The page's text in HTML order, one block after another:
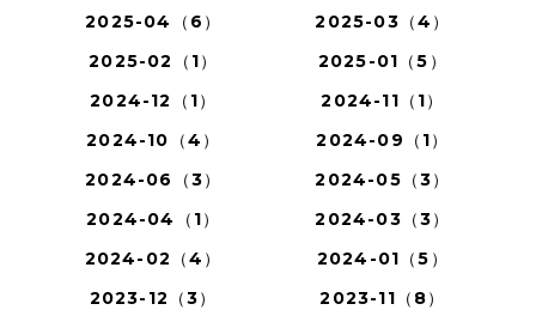
2025-04（6）
2025-03（4）
2025-02（1）
2025-01（5）
2024-12（1）
2024-11（1）
2024-10（4）
2024-09（1）
2024-06（3）
2024-05（3）
2024-04（1）
2024-03（3）
2024-02（4）
2024-01（5）
2023-12（3）
2023-11（8）